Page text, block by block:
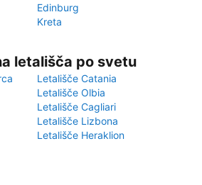
Edinburg
Kreta
letališča po svetu
Letališče Catania
Letališče Olbia
Letališče Cagliari
Letališče Lizbona
Letališče Heraklion